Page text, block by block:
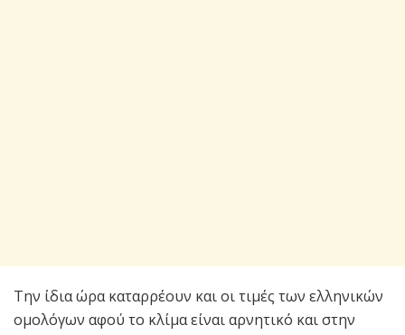
Την ίδια ώρα καταρρέουν και οι τιμές των ελληνικών
ομολόγων αφού το κλίμα είναι αρνητικό και στην